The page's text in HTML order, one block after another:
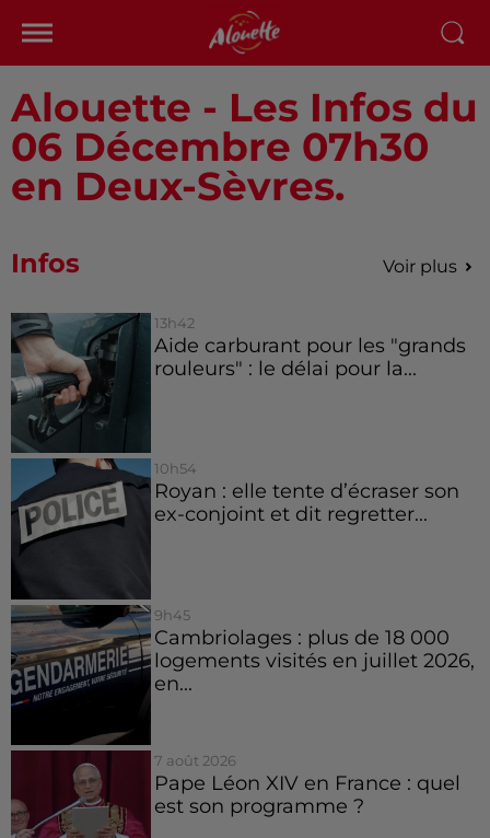
Alouette - Les Infos du
06 Décembre 07h30
en Deux-Sèvres.
Infos Voir plus
13h42
Aide carburant pour les "grands
rouleurs" : le délai pour la...
10h54
Royan : elle tente d’écraser son
ex-conjoint et dit regretter...
9h45
Cambriolages : plus de 18 000
logements visités en juillet 2026,
en...
7 août 2026
Pape Léon XIV en France : quel
est son programme ?